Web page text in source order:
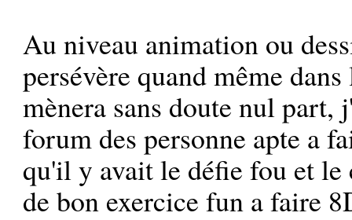
Au niveau animation ou
persévère quand même
mènera sans doute nul
forum des personne apte a
qu'il y avait le défie fou et le
de bon exercice fun a faire